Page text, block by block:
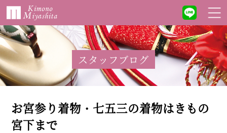
スタッフブログ
お宮参り着物・七五三の着物はきもの
宮下まで